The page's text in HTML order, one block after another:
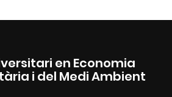
en Economia
i del Medi Ambient